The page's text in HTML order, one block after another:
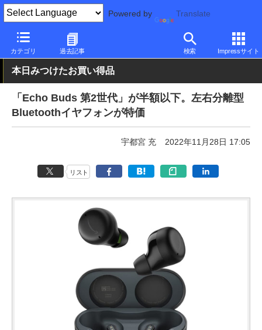
Powered by Translate
カテゴリ 過去記事 検索 Impressサイト
PC Watch 半導体/周辺機器
本日みつけたお買い得品
「Echo Buds 第2世代」が半額以下。左右分離型
Bluetoothイヤフォンが特価
宇都宮 充 2022年11月28日 17:05
リスト